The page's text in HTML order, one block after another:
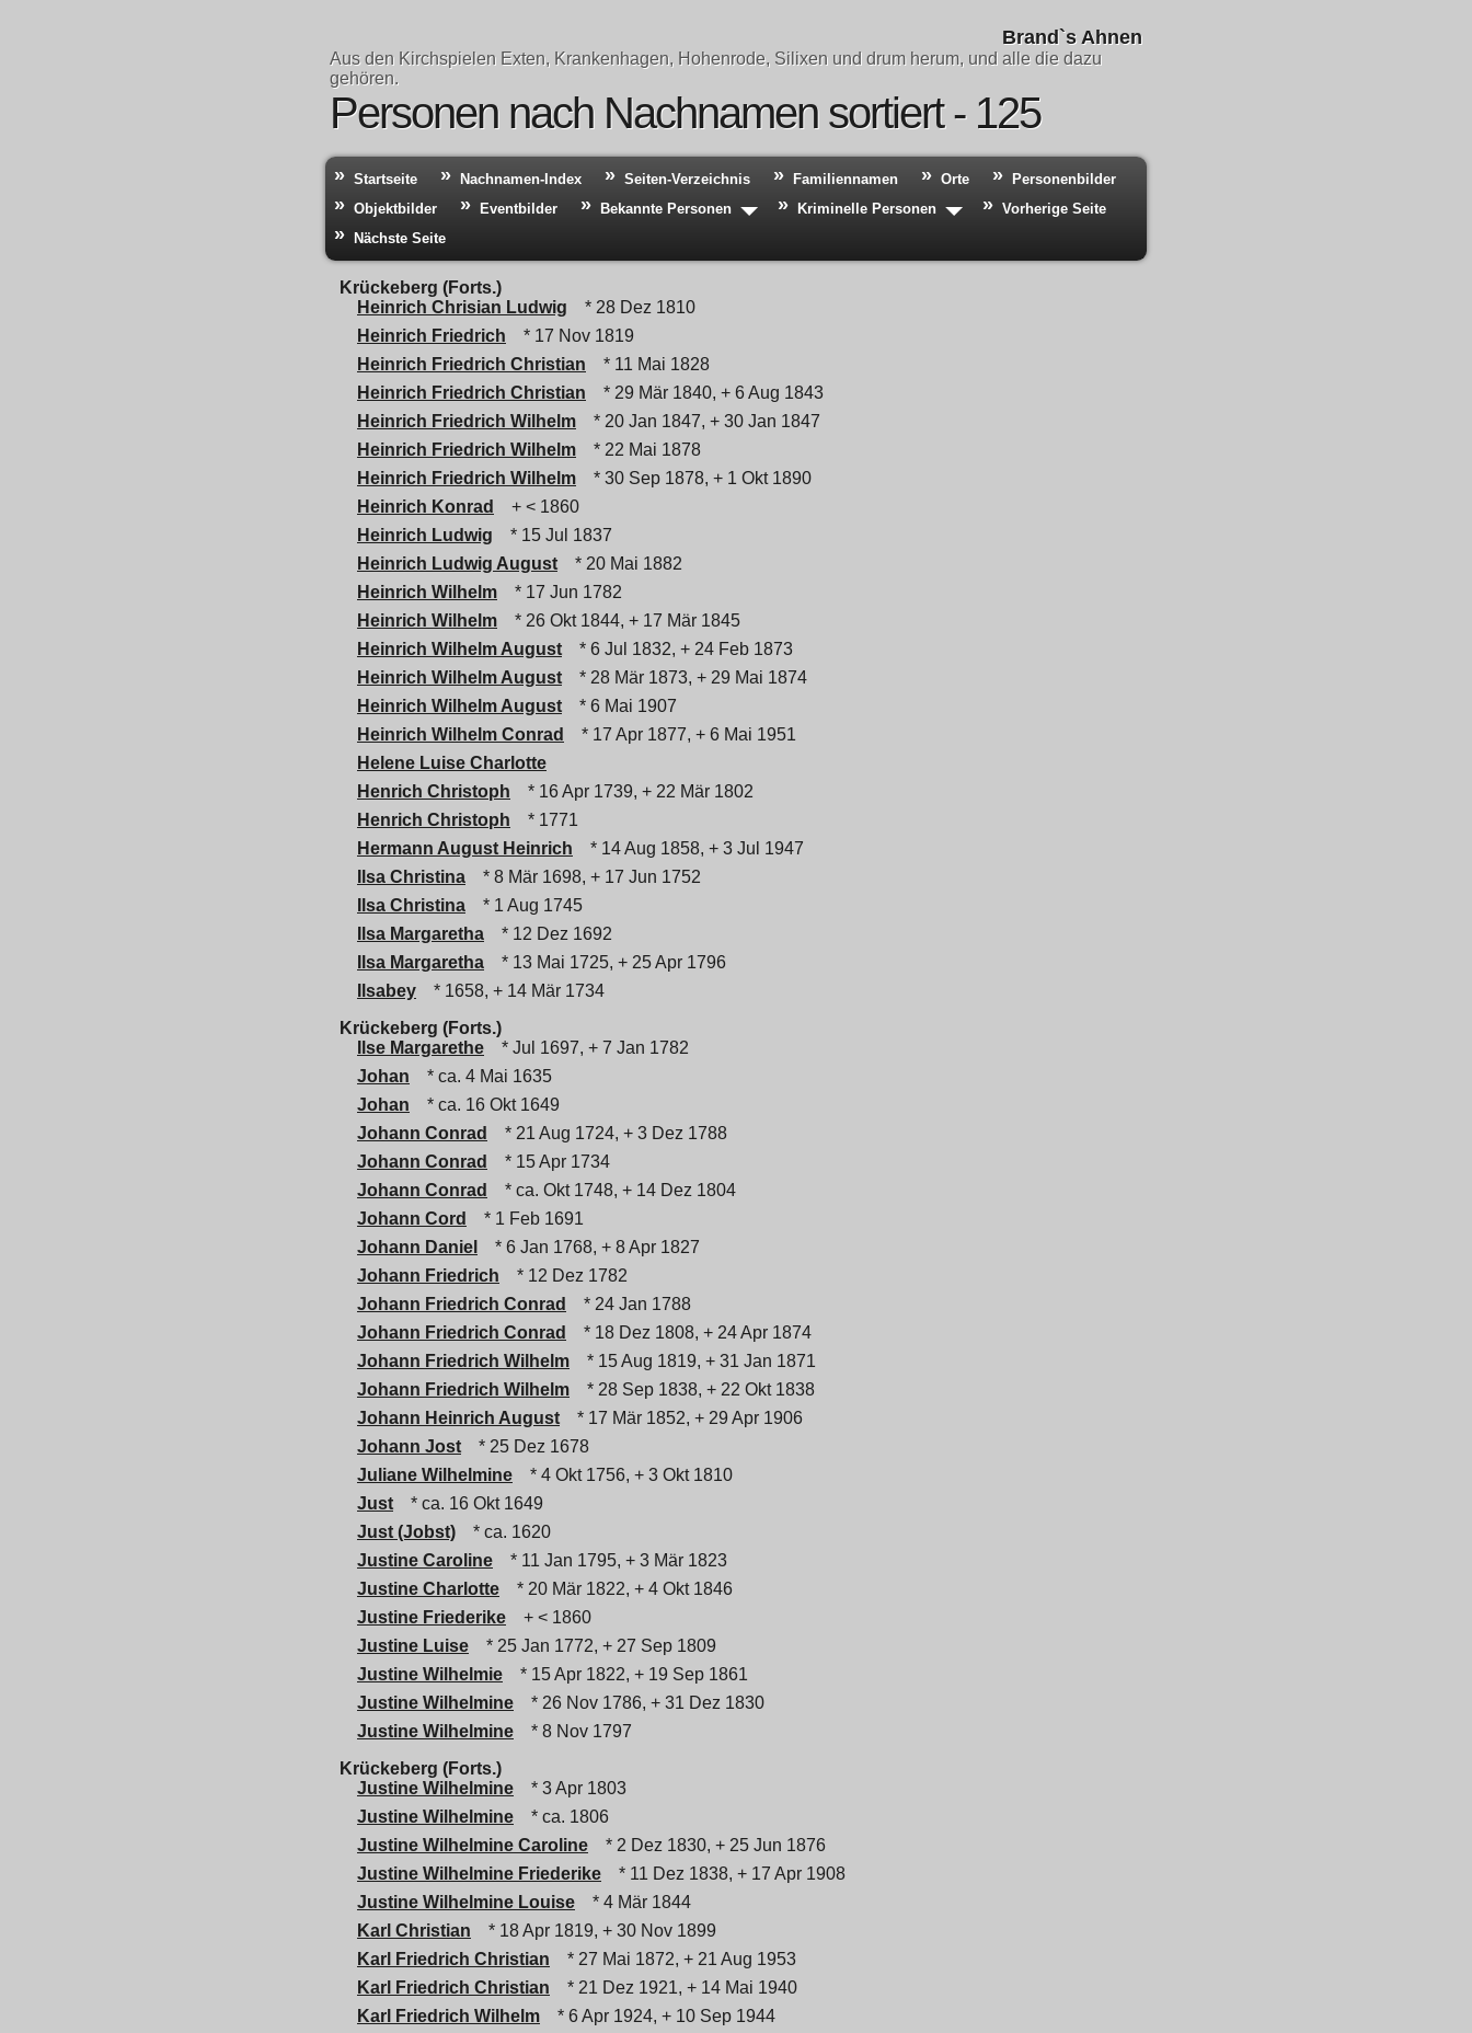
Brand`s Ahnen
Aus den Kirchspielen Exten, Krankenhagen, Hohenrode, Silixen und drum herum, und alle die dazu
gehören.
Personen nach Nachnamen sortiert - 125
Startseite Nachnamen-Index Seiten-Verzeichnis Familiennamen Orte
Personenbilder
Objektbilder
Eventbilder Bekannte Personen Kriminelle Personen
Vorherige Seite
Nächste Seite
Krückeberg (Forts.)
Heinrich Chrisian Ludwig
* 28 Dez 1810
Heinrich Friedrich
* 17 Nov 1819
Heinrich Friedrich Christian
* 11 Mai 1828
Heinrich Friedrich Christian
* 29 Mär 1840, + 6 Aug 1843
Heinrich Friedrich Wilhelm
* 20 Jan 1847, + 30 Jan 1847
Heinrich Friedrich Wilhelm
* 22 Mai 1878
Heinrich Friedrich Wilhelm
* 30 Sep 1878, + 1 Okt 1890
Heinrich Konrad
+ < 1860
Heinrich Ludwig
* 15 Jul 1837
Heinrich Ludwig August
* 20 Mai 1882
Heinrich Wilhelm
* 17 Jun 1782
Heinrich Wilhelm
* 26 Okt 1844, + 17 Mär 1845
Heinrich Wilhelm August
* 6 Jul 1832, + 24 Feb 1873
Heinrich Wilhelm August
* 28 Mär 1873, + 29 Mai 1874
Heinrich Wilhelm August
* 6 Mai 1907
Heinrich Wilhelm Conrad
* 17 Apr 1877, + 6 Mai 1951
Helene Luise Charlotte
Henrich Christoph
* 16 Apr 1739, + 22 Mär 1802
Henrich Christoph
* 1771
Hermann August Heinrich
* 14 Aug 1858, + 3 Jul 1947
Ilsa Christina
* 8 Mär 1698, + 17 Jun 1752
Ilsa Christina
* 1 Aug 1745
Ilsa Margaretha
* 12 Dez 1692
Ilsa Margaretha
* 13 Mai 1725, + 25 Apr 1796
Ilsabey
* 1658, + 14 Mär 1734
Krückeberg (Forts.)
Ilse Margarethe
* Jul 1697, + 7 Jan 1782
Johan
* ca. 4 Mai 1635
Johan
* ca. 16 Okt 1649
Johann Conrad
* 21 Aug 1724, + 3 Dez 1788
Johann Conrad
* 15 Apr 1734
Johann Conrad
* ca. Okt 1748, + 14 Dez 1804
Johann Cord
* 1 Feb 1691
Johann Daniel
* 6 Jan 1768, + 8 Apr 1827
Johann Friedrich
* 12 Dez 1782
Johann Friedrich Conrad
* 24 Jan 1788
Johann Friedrich Conrad
* 18 Dez 1808, + 24 Apr 1874
Johann Friedrich Wilhelm
* 15 Aug 1819, + 31 Jan 1871
Johann Friedrich Wilhelm
* 28 Sep 1838, + 22 Okt 1838
Johann Heinrich August
* 17 Mär 1852, + 29 Apr 1906
Johann Jost
* 25 Dez 1678
Juliane Wilhelmine
* 4 Okt 1756, + 3 Okt 1810
Just
* ca. 16 Okt 1649
Just (Jobst)
* ca. 1620
Justine Caroline
* 11 Jan 1795, + 3 Mär 1823
Justine Charlotte
* 20 Mär 1822, + 4 Okt 1846
Justine Friederike
+ < 1860
Justine Luise
* 25 Jan 1772, + 27 Sep 1809
Justine Wilhelmie
* 15 Apr 1822, + 19 Sep 1861
Justine Wilhelmine
* 26 Nov 1786, + 31 Dez 1830
Justine Wilhelmine
* 8 Nov 1797
Krückeberg (Forts.)
Justine Wilhelmine
* 3 Apr 1803
Justine Wilhelmine
* ca. 1806
Justine Wilhelmine Caroline
* 2 Dez 1830, + 25 Jun 1876
Justine Wilhelmine Friederike
* 11 Dez 1838, + 17 Apr 1908
Justine Wilhelmine Louise
* 4 Mär 1844
Karl Christian
* 18 Apr 1819, + 30 Nov 1899
Karl Friedrich Christian
* 27 Mai 1872, + 21 Aug 1953
Karl Friedrich Christian
* 21 Dez 1921, + 14 Mai 1940
Karl Friedrich Wilhelm
* 6 Apr 1924, + 10 Sep 1944